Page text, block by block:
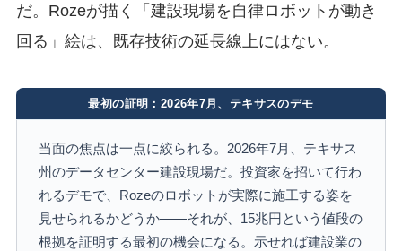
だ。Rozeが描く「建設現場を自律ロボットが動き
回る」絵は、既存技術の延長線上にはない。
最初の証明：2026年7月、テキサスのデモ
当面の焦点は一点に絞られる。2026年7月、テキサス
州のデータセンター建設現場だ。投資家を招いて行わ
れるデモで、Rozeのロボットが実際に施工する姿を
見せられるかどうか——それが、15兆円という値段の
根拠を証明する最初の機会になる。示せれば建設業の